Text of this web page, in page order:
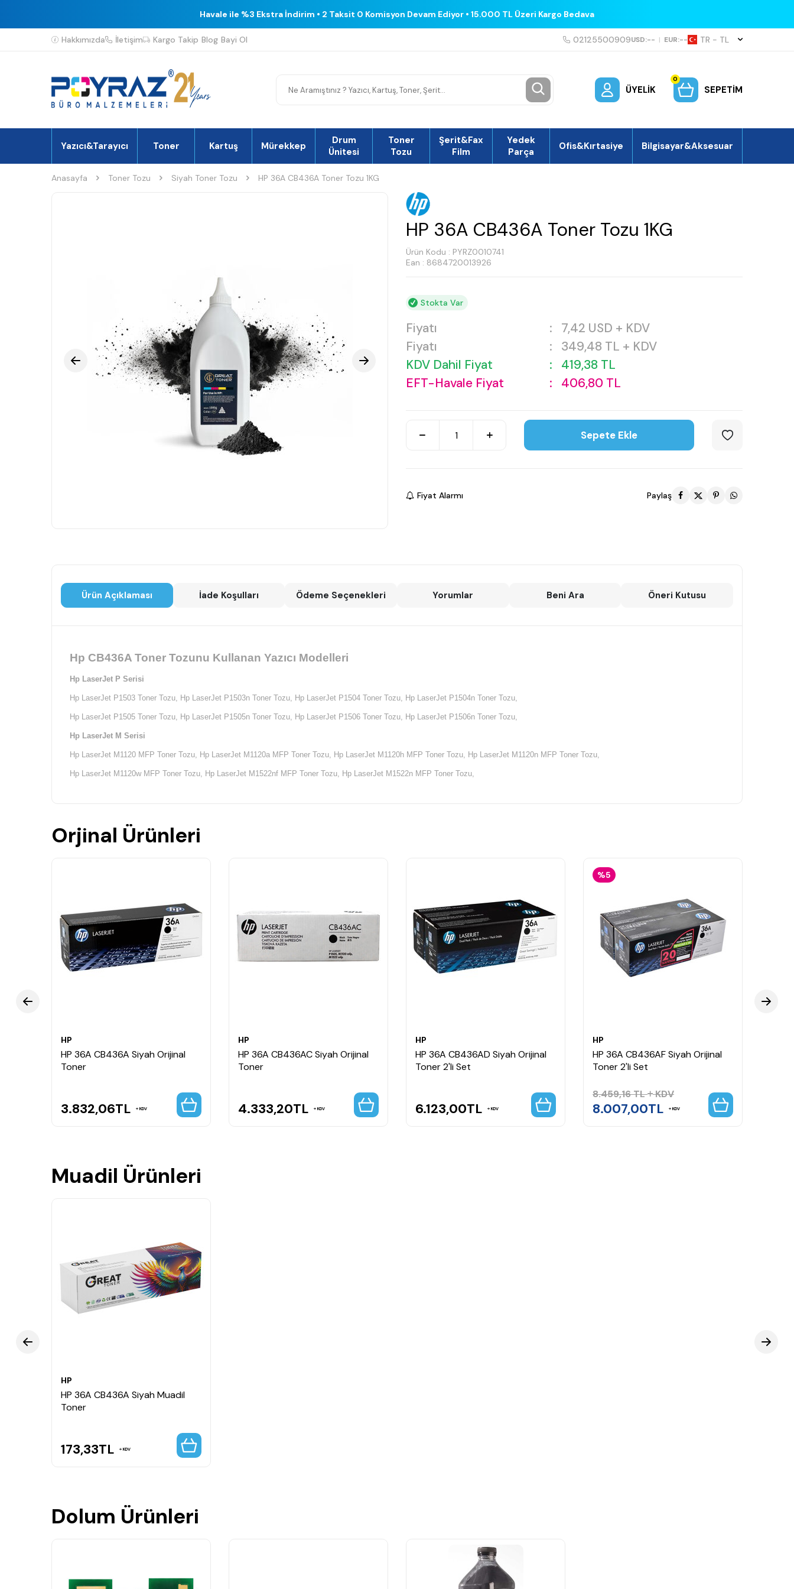
Havale ile %3 Ekstra İndirim • 2 Taksit 0 Komisyon Devam Ediyor • 15.000 TL Üzeri Kargo Bedava
Hakkımızda İletişim Kargo Takip Blog Bayi Ol 02125500909USD:-- | EUR:-- TR − TL
ÜYELIK
0
SEPETIM
Yazıcı&Tarayıcı Toner Kartuş Mürekkep
Drum
Ünitesi
Toner
Tozu
Şerit&Fax
Film
Yedek
Parça
Ofis&Kırtasiye Bilgisayar&Aksesuar
Anasayfa Toner Tozu Siyah Toner Tozu HP 36A CB436A Toner Tozu 1KG
HP 36A CB436A Toner Tozu 1KG
Ürün Kodu : PYRZ0010741
Ean : 8684720013926
Stokta Var
Fiyatı : 7,42 USD + KDV
Fiyatı
: 349,48 TL + KDV
KDV Dahil Fiyat
: 419,38 TL
EFT-Havale Fiyat
: 406,80 TL
Sepete Ekle
Fiyat Alarmı Paylaş
Ürün Açıklaması İade Koşulları Ödeme Seçenekleri Yorumlar Beni Ara Öneri Kutusu
Hp CB436A Toner Tozunu Kullanan Yazıcı Modelleri
Hp LaserJet P Serisi
Hp LaserJet P1503 Toner Tozu, Hp LaserJet P1503n Toner Tozu, Hp LaserJet P1504 Toner Tozu, Hp LaserJet P1504n Toner Tozu,
Hp LaserJet P1505 Toner Tozu, Hp LaserJet P1505n Toner Tozu, Hp LaserJet P1506 Toner Tozu, Hp LaserJet P1506n Toner Tozu,
Hp LaserJet M Serisi
Hp LaserJet M1120 MFP Toner Tozu, Hp LaserJet M1120a MFP Toner Tozu, Hp LaserJet M1120h MFP Toner Tozu, Hp LaserJet M1120n MFP Toner Tozu,
Hp LaserJet M1120w MFP Toner Tozu, Hp LaserJet M1522nf MFP Toner Tozu, Hp LaserJet M1522n MFP Toner Tozu,
Orjinal Ürünleri
HP
HP 36A CB436A Siyah Orijinal
Toner
3.832,06TL KDV
HP
HP 36A CB436AC Siyah Orijinal
Toner
4.333,20TL KDV
HP
HP 36A CB436AD Siyah Orijinal
Toner 2'li Set
6.123,00TL KDV
%5
HP
HP 36A CB436AF Siyah Orijinal
Toner 2'li Set
8.459,16TL KDV
8.007,00TL KDV
Muadil Ürünleri
HP
HP 36A CB436A Siyah Muadil
Toner
173,33TL KDV
Dolum Ürünleri